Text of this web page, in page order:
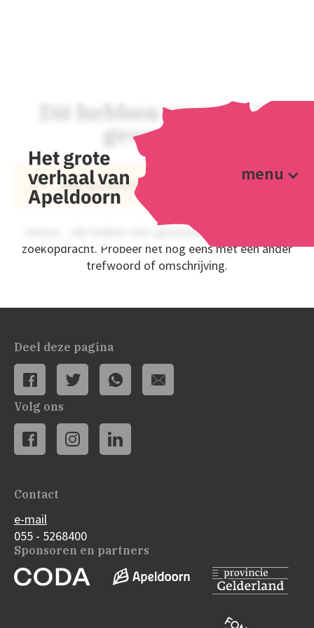
menu
Dit hebben we voor je
gevonden
Helaas... We hebben niks gevonden wat past bij jou
zoekopdracht. Probeer het nog eens met een ander
trefwoord of omschrijving.
Deel deze pagina
Volg ons
Contact
e-mail
055 - 5268400
Sponsoren en partners